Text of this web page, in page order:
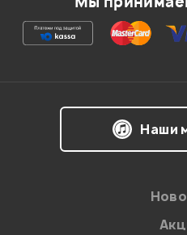
Ваша оценка:
Наши